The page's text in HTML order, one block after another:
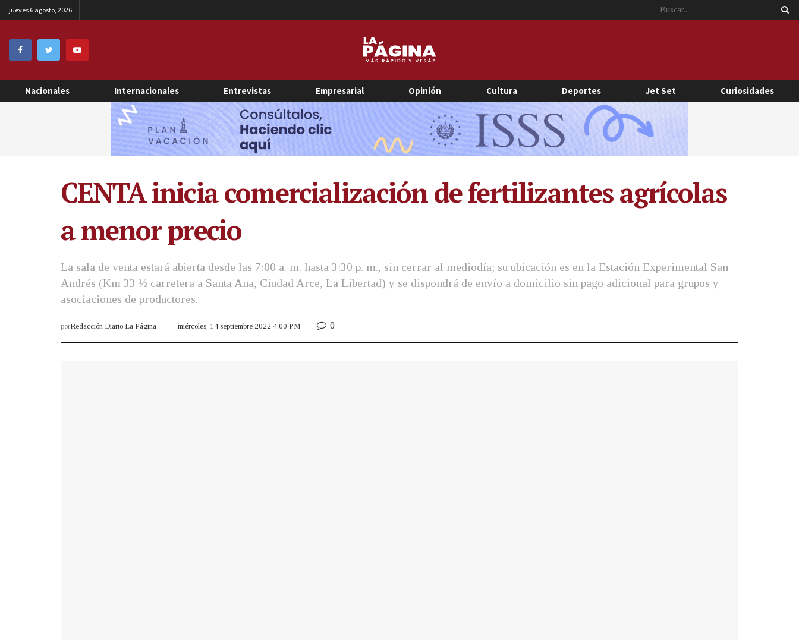
jueves 6 agosto, 2026
Nacionales Internacionales Entrevistas Empresarial Opinión Cultura Deportes Jet Set Curiosidades
CENTA inicia comercialización de fertilizantes agrícolas
a menor precio
La sala de venta estará abierta desde las 7:00 a. m. hasta 3:30 p. m., sin cerrar al mediodía; su ubicación es en la Estación Experimental San
Andrés (Km 33 ½ carretera a Santa Ana, Ciudad Arce, La Libertad) y se dispondrá de envío a domicilio sin pago adicional para grupos y
asociaciones de productores.
porRedacción Diario La Página miércoles, 14 septiembre 2022 4:00 PM 0